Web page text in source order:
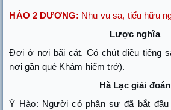
HÀO 2 DƯƠNG: Nhu vu sa, tiểu hữu
Lược nghĩa
Đợi ở nơi bãi cát. Có chút điều tiếng
nơi gần quẻ Khảm hiểm trở).
Hà Lạc giải đoán
Ý Hào: Người có phận sự đã bắt